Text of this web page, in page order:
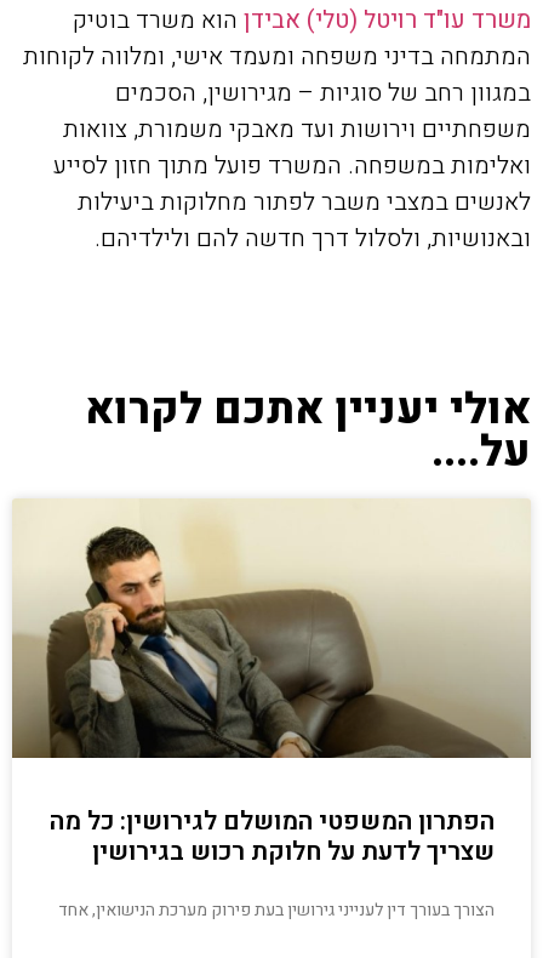
משרד עו"ד רויטל (טלי) אבידן הוא משרד בוטיק
המתמחה בדיני משפחה ומעמד אישי, ומלווה לקוחות
במגוון רחב של סוגיות – מגירושין, הסכמים
משפחתיים וירושות ועד מאבקי משמורת, צוואות
ואלימות במשפחה. המשרד פועל מתוך חזון לסייע
לאנשים במצבי משבר לפתור מחלוקות ביעילות
ובאנושיות, ולסלול דרך חדשה להם ולילדיהם.
אולי יעניין אתכם לקרוא
על....
הפתרון המשפטי המושלם לגירושין: כל מה
שצריך לדעת על חלוקת רכוש בגירושין
הצורך בעורך דין לענייני גירושין בעת פירוק מערכת הנישואין, אחד